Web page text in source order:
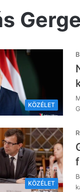
KÖZÉLET
KÖZÉLET